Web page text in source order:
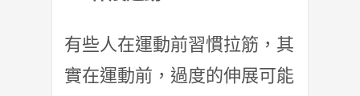
有些人在運動前習慣拉筋，其
實在運動前，過度的伸展可能